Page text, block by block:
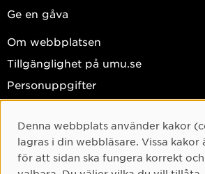
Ge en gåva
Om webbplatsen
Tillgänglighet på umu.se
Personuppgifter
Facebook
Instagram
Cookie-samtycke
Denna webbplats använder kakor
lagras i din webbläsare. Vissa kakor
för att sidan ska fungera korrekt